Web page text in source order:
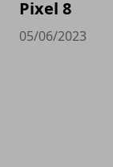
Pixel 8
05/06/2023